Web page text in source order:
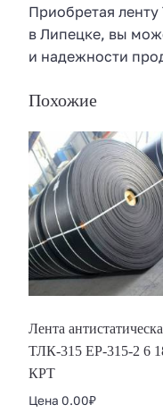
Приобретая
в Липецке, вы
и надежности
Похожие
Лента
ТЛК-315 ЕР-315-2 6
КРТ
Цена 0.00₽